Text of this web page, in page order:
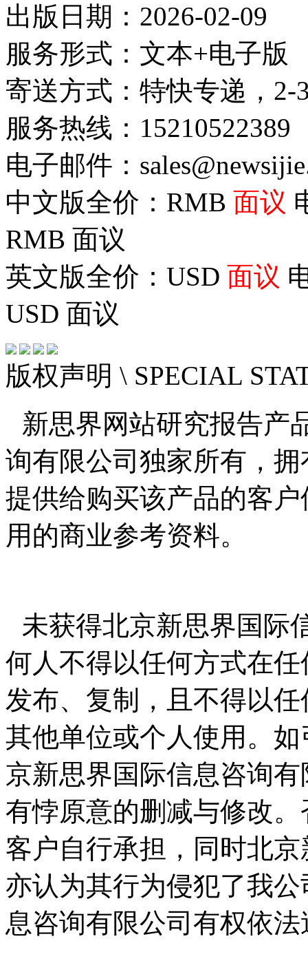
出版日期：2026-02-09
服务形式：文本+电子版
寄送方式：特快专递，2-
服务热线：15210522389
电子邮件：
中文版全价：RMB 面议
RMB 面议
英文版全价：USD 面议
USD 面议
版权声明 \ SPECIAL
新思界网站研究报告产
询有限公司独家所有，
提供给购买该产品的客
用的商业参考资料。
未获得北京新思界国际
何人不得以任何方式在
发布、复制，且不得以
其他单位或个人使用。
京新思界国际信息咨询
有悖原意的删减与修改
客户自行承担，同时北
亦认为其行为侵犯了我
息咨询有限公司有权依